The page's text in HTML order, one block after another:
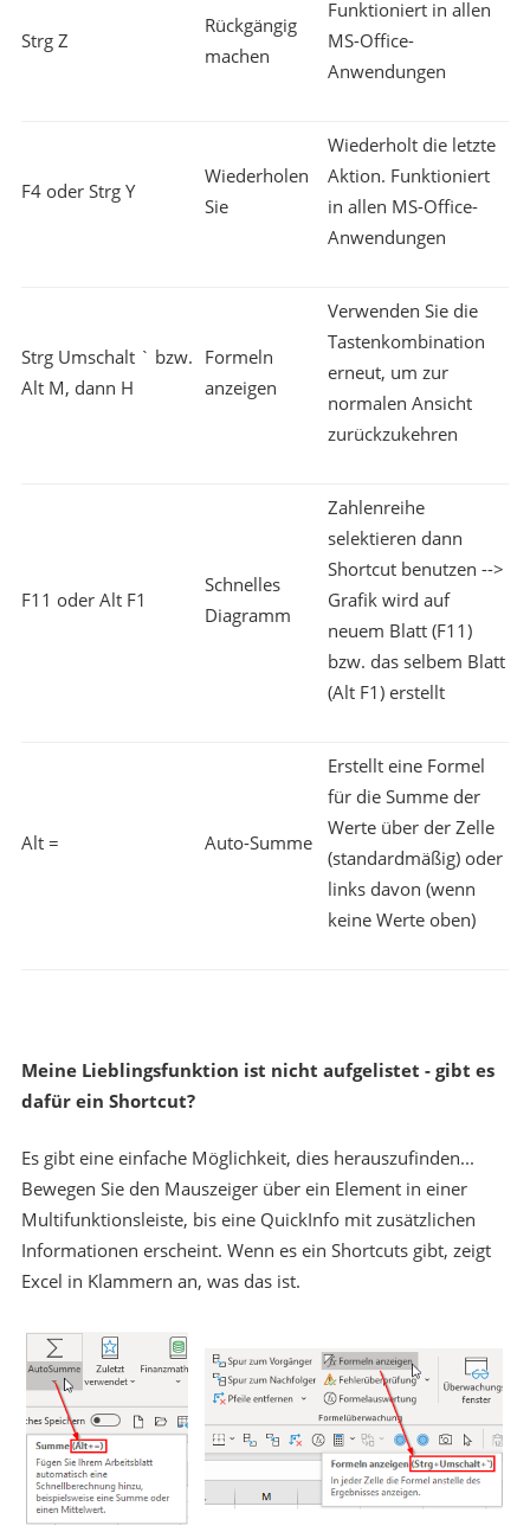
Strg Z
Rückgängig
machen
Funktioniert in allen
MS-Office-
Anwendungen
F4 oder Strg Y
Wiederholen
Sie
Wiederholt die letzte
Aktion. Funktioniert
in allen MS-Office-
Anwendungen
Strg Umschalt ` bzw.
Alt M, dann H
Formeln
anzeigen
Verwenden Sie die
Tastenkombination
erneut, um zur
normalen Ansicht
zurückzukehren
F11 oder Alt F1
Schnelles
Diagramm
Zahlenreihe
selektieren dann
Shortcut benutzen -->
Grafik wird auf
neuem Blatt (F11)
bzw. das selbem Blatt
(Alt F1) erstellt
Alt = Auto-Summe
Erstellt eine Formel
für die Summe der
Werte über der Zelle
(standardmäßig) oder
links davon (wenn
keine Werte oben)
Meine Lieblingsfunktion ist nicht aufgelistet - gibt es
dafür ein Shortcut?
Es gibt eine einfache Möglichkeit, dies herauszufinden...
Bewegen Sie den Mauszeiger über ein Element in einer
Multifunktionsleiste, bis eine QuickInfo mit zusätzlichen
Informationen erscheint. Wenn es ein Shortcuts gibt, zeigt
Excel in Klammern an, was das ist.